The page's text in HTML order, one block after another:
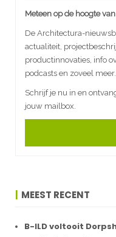
Meteen op de hoogte
De Architectura-
actualiteit,
productinnovaties, info
podcasts en zoveel meer.
Schrijf je nu in en
jouw mailbox.
MEEST RECENT
B-ILD voltooit